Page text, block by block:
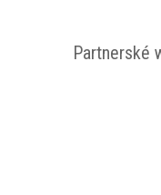
Partnerské